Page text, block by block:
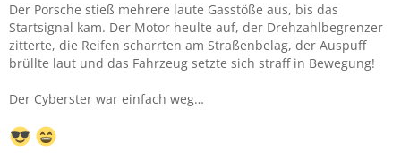
Der Porsche stieß mehrere laute Gasstöße aus, bis das
Startsignal kam. Der Motor heulte auf, der Drehzahlbegrenzer
zitterte, die Reifen scharrten am Straßenbelag, der Auspuff
brüllte laut und das Fahrzeug setzte sich straff in Bewegung!
Der Cyberster war einfach weg…